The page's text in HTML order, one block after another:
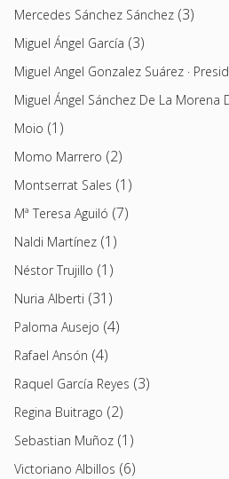
Mercedes Sánchez Sánchez (3)
Miguel Ángel García (3)
Miguel Angel Gonzalez Suárez ·
Miguel Ángel Sánchez De La Morena
Moio (1)
Momo Marrero (2)
Montserrat Sales (1)
Mª Teresa Aguiló (7)
Naldi Martínez (1)
Néstor Trujillo (1)
Nuria Alberti (31)
Paloma Ausejo (4)
Rafael Ansón (4)
Raquel García Reyes (3)
Regina Buitrago (2)
Sebastian Muñoz (1)
Victoriano Albillos (6)